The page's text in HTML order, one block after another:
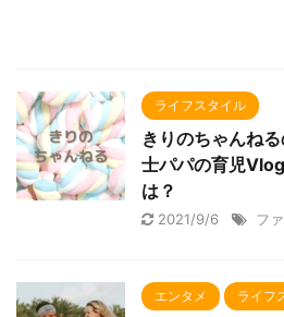
ライフスタイル
きりのちゃんね
士パパの育児
は？
2021/9/6 フ
エンタメ ライフ